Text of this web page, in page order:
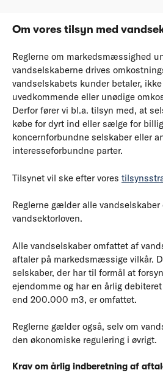
Om vores tilsyn med
Reglerne om markedsmæssighed
vandselskaberne drives
vandselskabets kunder betaler,
uvedkommende eller unødige
Derfor fører vi bl.a. tilsyn med, at
købe for dyrt ind eller sælge for
koncernforbundne selskaber eller
interesseforbundne parter.
Tilsynet vil ske efter vores
Reglerne gælder alle
vandsektorloven.
Alle vandselskaber omfattet af
aftaler på markedsmæssige vilkår.
selskaber, der har til formål at
ejendomme og har en årlig
end 200.000 m3, er omfattet.
Reglerne gælder også, selv om
den økonomiske regulering i øvrigt.
Krav om årlig indberetning af